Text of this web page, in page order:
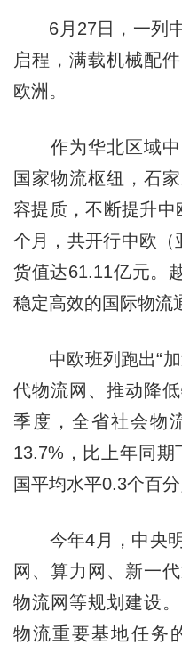
6月27日，一列中
启程，满载机械配
欧洲。
作为华北区域中
国家物流枢纽，石
容提质，不断提升
个月，共开行中欧（
货值达61.11亿元。
稳定高效的国际物流
中欧班列跑出“加
代物流网、推动降
季度，全省社会物
13.7%，比上年同
国平均水平0.3个百分
今年4月，中央明
网、算力网、新一
物流网等规划建设
物流重要基地任务